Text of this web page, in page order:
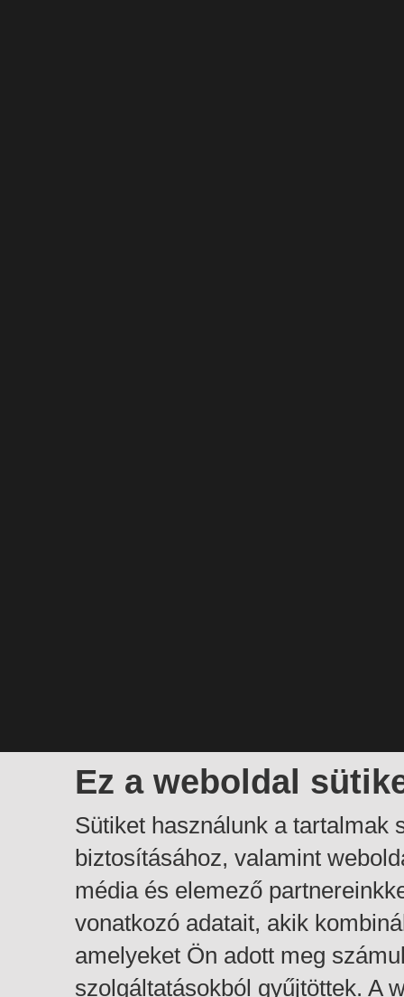
Ez a weboldal
Sütiket használunk a tartalmak
biztosításához, valamint
média és elemező
vonatkozó adatait, akik
amelyeket Ön adott meg
szolgáltatásokból gyűjtöttek. A